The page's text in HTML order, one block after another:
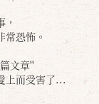
常恐怖。
文章''
上而受害了...